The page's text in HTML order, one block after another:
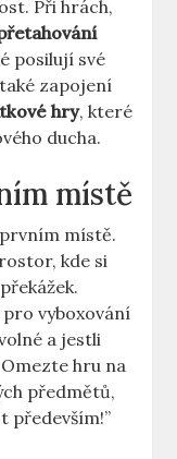
Při hrách,
posilují své
zapojení
hry, které
ducha.
místě
místě.
kde si
vyboxování
a jestli
hru na
předmětů,
především!”